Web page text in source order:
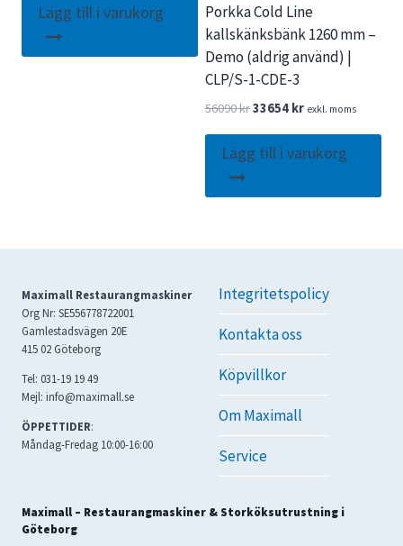
Lägg till i varukorg
Porkka Cold Line
kallskänksbänk 1260 mm –
Demo (aldrig använd) |
CLP/S-1-CDE-3
56090krDet
priset
33654 krDet
priset
exkl. moms
Lägg till i varukorg
Maximall Restaurangmaskiner
Org Nr: SE556778722001
Gamlestadsvägen 20E
415 02 Göteborg
Tel: 031-19 19 49
Mejl: info@maximall.se
ÖPPETTIDER:
Måndag-Fredag 10:00-16:00
Integritetspolicy
Kontakta oss
Köpvillkor
Om Maximall
Service
Maximall – Restaurangmaskiner & Storköksutrustning i
Göteborg